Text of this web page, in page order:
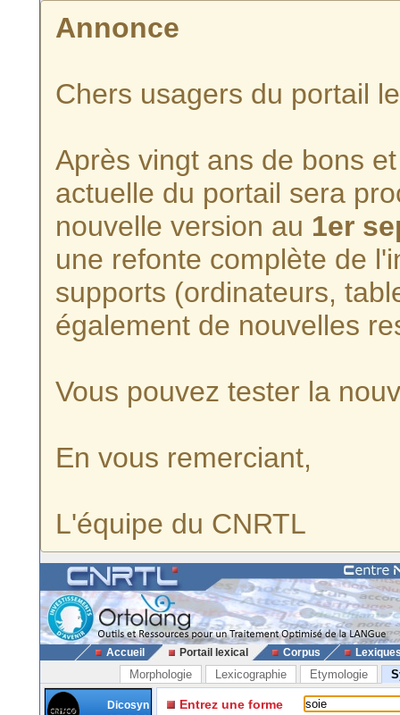
Annonce
Chers usagers du portail
Après vingt ans de bons
actuelle du portail sera
nouvelle version au 1er
une refonte complète de
supports (ordinateurs,
également de nouvelles
Vous pouvez tester la
En vous remerciant,
L'équipe du CNRTL
Accueil Portail lexical Corpus
Morphologie Lexicographie Etymologie
Dicosyn
Entrez une forme